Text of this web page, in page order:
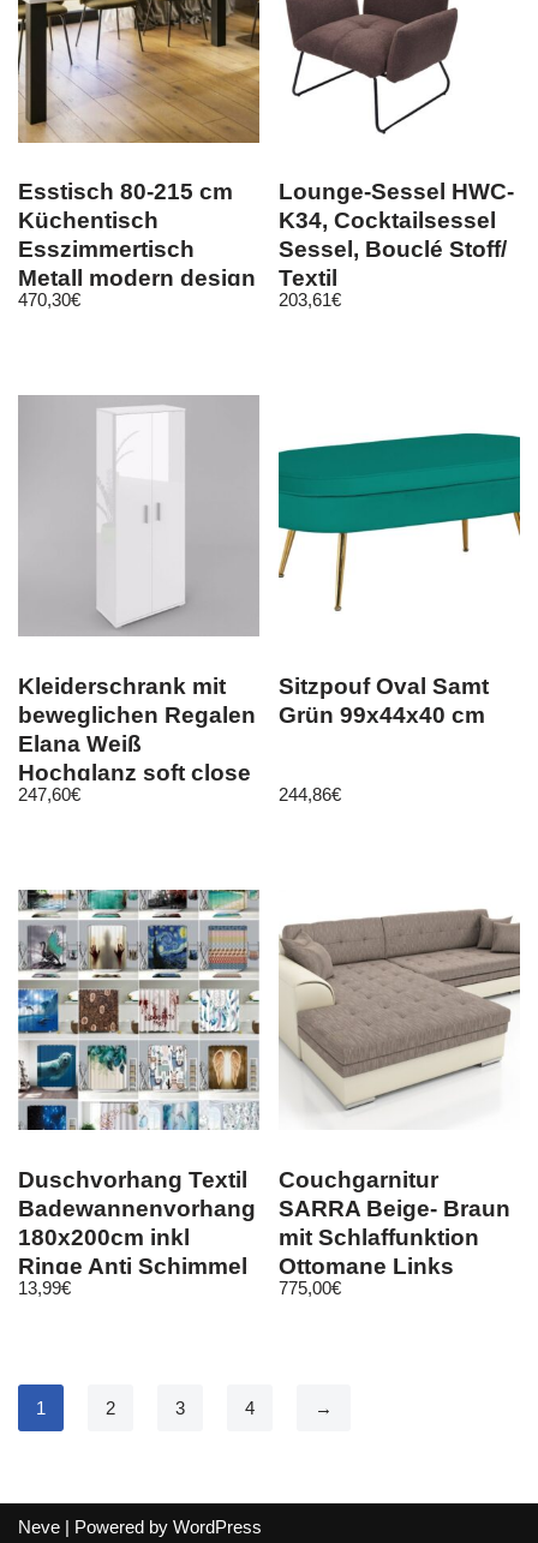
Esstisch 80-215 cm
Küchentisch
Esszimmertisch
Metall modern design
erweiterbar
470,30€
Lounge-Sessel HWC-
K34, Cocktailsessel
Sessel, Bouclé Stoff/
Textil
203,61€
Kleiderschrank mit
beweglichen Regalen
Elana Weiß
Hochglanz soft close
247,60€
Sitzpouf Oval Samt
Grün 99x44x40 cm
244,86€
Duschvorhang Textil
Badewannenvorhang
180x200cm inkl
Ringe Anti Schimmel
Design1-2021
13,99€
Couchgarnitur
SARRA Beige- Braun
mit Schlaffunktion
Ottomane Links
775,00€
1 2 3 4 →
Neve | Powered by WordPress